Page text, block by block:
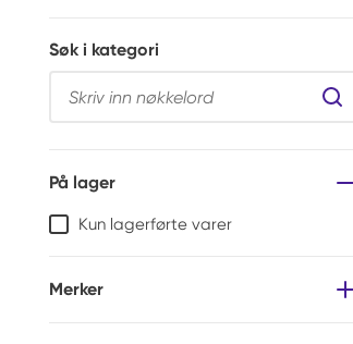
Søk i kategori
På lager
Kun lagerførte varer
Merker